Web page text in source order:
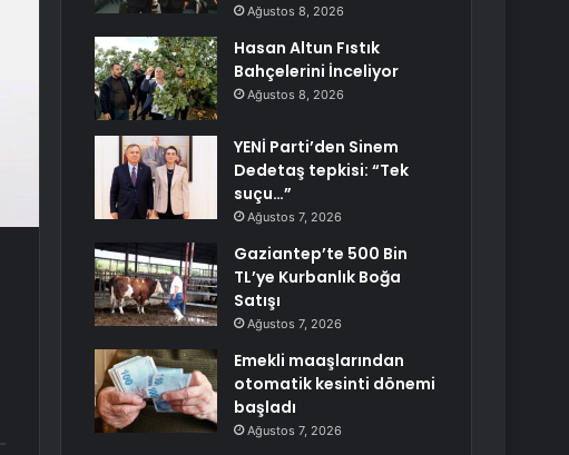
Ağustos 8, 2026
Hasan Altun Fıstık
Bahçelerini İnceliyor
Ağustos 8, 2026
YENİ Parti’den Sinem
Dedetaş tepkisi: “Tek
suçu…”
Ağustos 7, 2026
Gaziantep’te 500 Bin
TL’ye Kurbanlık Boğa
Satışı
Ağustos 7, 2026
Emekli maaşlarından
otomatik kesinti dönemi
başladı
Ağustos 7, 2026